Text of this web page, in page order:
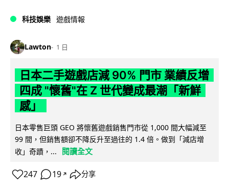
科技娛樂 遊戲情報
Lawton 1 日
日本二手遊戲店減 90% 門市 業績反增
四成 "懷舊"在 Z 世代變成最潮「新鮮
感」
日本零售巨頭 GEO 將懷舊遊戲銷售門市從 1,000 間大幅減至
99 間，但銷售額卻不降反升至過往的 1.4 倍。做到「減店增
收」奇蹟，...
閱讀全文
247 19 ↗ 分享